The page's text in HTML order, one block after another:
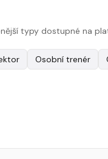
typy dostupné na
Osobní trenér